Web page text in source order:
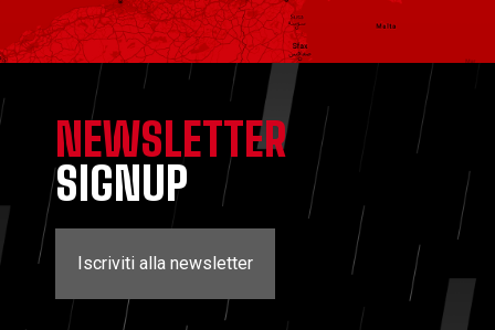
NEWSLETTER
SIGNUP
Iscriviti alla newsletter